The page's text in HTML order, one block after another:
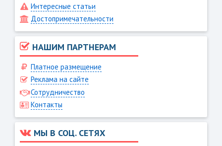
Интересные статьи
Достопримечательности
НАШИМ ПАРТНЕРАМ
Платное размещение
Реклама на сайте
Сотрудничество
Контакты
МЫ В СОЦ. СЕТЯХ